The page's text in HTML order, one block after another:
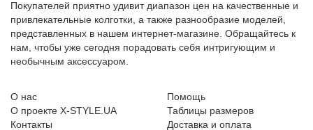
Покупателей приятно удивит диапазон цен на качественные и
привлекательные колготки, а также разнообразие моделей,
представленных в нашем интернет-магазине. Обращайтесь к
нам, чтобы уже сегодня порадовать себя интригующим и
необычным аксессуаром.
О нас
О проекте X-STYLE.UA
Контакты
Помощь
Таблицы размеров
Доставка и оплата